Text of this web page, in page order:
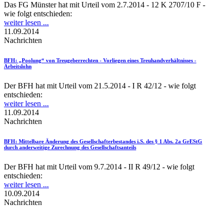
Das FG Münster hat mit Urteil vom 2.7.2014 - 12 K 2707/10 F -
wie folgt entschieden:
weiter lesen ...
11.09.2014
Nachrichten
BFH: „Poolung“ von Treugeberrechten - Vorliegen eines Treuhandverhältnisses -
Arbeitslohn
Der BFH hat mit Urteil vom 21.5.2014 - I R 42/12 - wie folgt
entschieden:
weiter lesen ...
11.09.2014
Nachrichten
BFH: Mittelbare Änderung des Gesellschafterbestandes i.S. des § 1 Abs. 2a GrEStG
durch anderweitige Zurechnung des Gesellschaftsanteils
Der BFH hat mit Urteil vom 9.7.2014 - II R 49/12 - wie folgt
entschieden:
weiter lesen ...
10.09.2014
Nachrichten